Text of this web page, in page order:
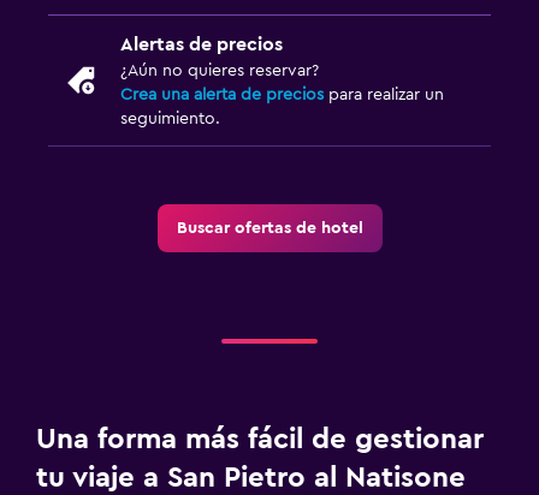
Alertas de precios
¿Aún no quieres reservar?
Crea una alerta de precios para realizar un
seguimiento.
Buscar ofertas de hotel
Una forma más fácil de gestionar
tu viaje a San Pietro al Natisone